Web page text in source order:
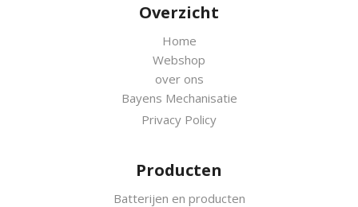
Overzicht
Home
Webshop
over ons
Bayens Mechanisatie
Privacy Policy
Producten
Batterijen en producten